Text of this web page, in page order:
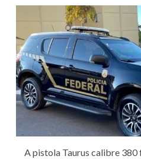
A pistola Taurus calibre 380